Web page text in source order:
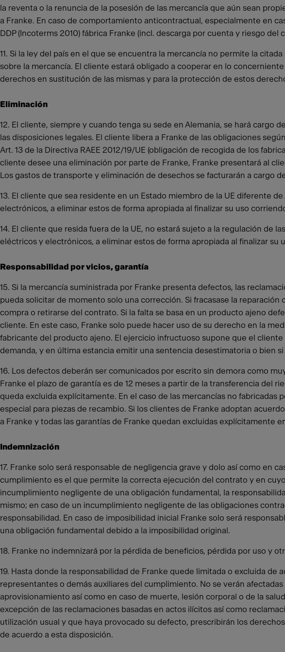
la reventa o la renuncia de la posesión de las mercancía que aún sean
a Franke. En caso de comportamiento anticontractual, especialmente en
DDP (Incoterms 2010) fábrica Franke (incl. descarga por cuenta y riesgo del
11. Si la ley del país en el que se encuentra la mercancía no permite la
sobre la mercancía. El cliente estará obligado a cooperar en lo
derechos en sustitución de las mismas y para la protección de estos
Eliminación
12. El cliente, siempre y cuando tenga su sede en Alemania, se hará cargo
las disposiciones legales. El cliente libera a Franke de las obligaciones
Art. 13 de la Directiva RAEE 2012/19/UE (obligación de recogida de los
cliente desee una eliminación por parte de Franke, Franke presentará al
Los gastos de transporte y eliminación de desechos se facturarán a cargo
13. El cliente que sea residente en un Estado miembro de la UE diferente
electrónicos, a eliminar estos de forma apropiada al finalizar su uso
14. El cliente que resida fuera de la UE, no estará sujeto a la regulación de
eléctricos y electrónicos, a eliminar estos de forma apropiada al finalizar su
Responsabilidad por vicios, garantía
15. Si la mercancía suministrada por Franke presenta defectos, las
pueda solicitar de momento solo una corrección. Si fracasase la
compra o retirarse del contrato. Si la falta se basa en un producto ajeno
cliente. En este caso, Franke solo puede hacer uso de su derecho en la
fabricante del producto ajeno. El ejercicio infructuoso supone que el
demanda, y en última estancia emitir una sentencia desestimatoria o bien
16. Los defectos deberán ser comunicados por escrito sin demora como
Franke el plazo de garantía es de 12 meses a partir de la transferencia del
queda excluida explícitamente. En el caso de las mercancías no
especial para piezas de recambio. Si los clientes de Franke adoptan
a Franke y todas las garantías de Franke quedan excluidas explícitamente
Indemnización
17. Franke solo será responsable de negligencia grave y dolo así como en
cumplimiento es el que permite la correcta ejecución del contrato y en
incumplimiento negligente de una obligación fundamental, la
mismo; en caso de un incumplimiento negligente de las obligaciones
responsabilidad. En caso de imposibilidad inicial Franke solo será
una obligación fundamental debido a la imposibilidad original.
18. Franke no indemnizará por la pérdida de beneficios, pérdida por uso y
19. Hasta donde la responsabilidad de Franke quede limitada o excluida
representantes o demás auxiliares del cumplimiento. No se verán
aprovisionamiento así como en caso de muerte, lesión corporal o de la
excepción de las reclamaciones basadas en actos ilícitos así como
utilización usual y que haya provocado su defecto, prescribirán los
de acuerdo a esta disposición.